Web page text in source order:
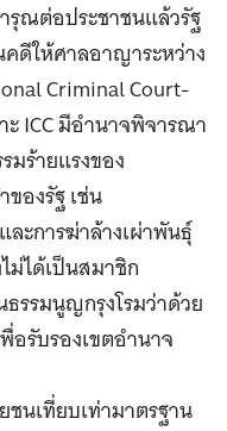
รุณต่อประชาชนแล้วรัฐ
ดีให้ศาลอาญาระหว่าง
Criminal Court-
ICC มีอำนาจพิจารณา
ร้ายแรงของ
องรัฐ เช่น
ะการฆ่าล้างเผ่าพันธุ์
ม่ได้เป็นสมาชิก
รรมนูญกรุงโรมว่าด้วย
อรับรองเขตอำนาจ
นเที่ยบเท่ามาตรฐาน